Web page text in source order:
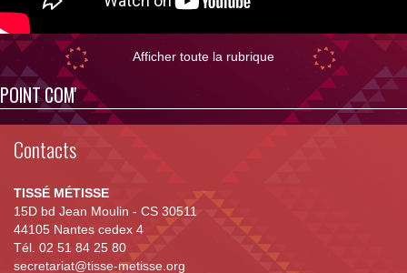
Afficher toute la rubrique
POINT COM'
Contacts
TISSÉ MÉTISSE
15D bd Jean Moulin - CS 30511
44105 Nantes cedex 4
Tél. 02 51 84 25 80
secretariat@tisse-metisse.org